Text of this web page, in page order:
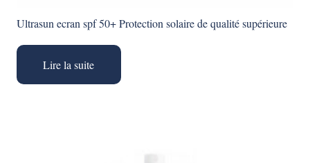
Ultrasun ecran spf 50+ Protection solaire de qualité supérieure
Lire la suite